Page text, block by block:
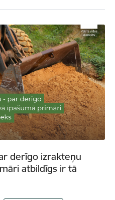
derīgo izrakteņu
atbildīgs ir tā